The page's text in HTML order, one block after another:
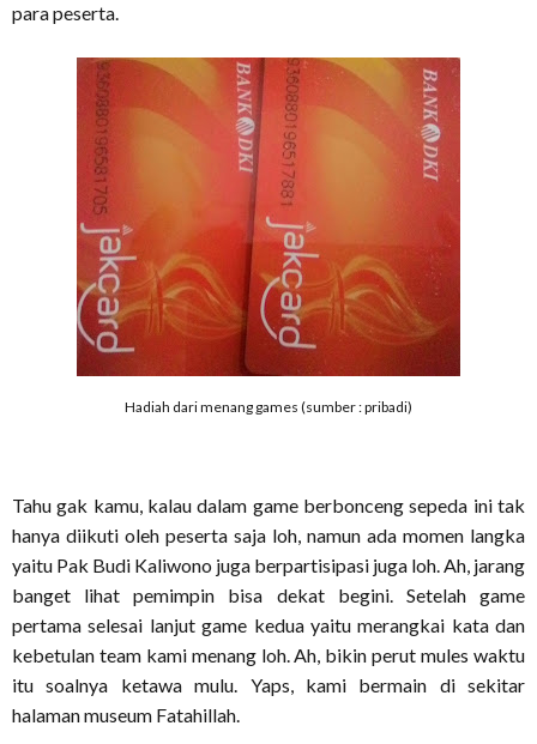
para peserta.
Hadiah dari menang games (sumber : pribadi)
Tahu gak kamu, kalau dalam game berbonceng sepeda ini tak
hanya diikuti oleh peserta saja loh, namun ada momen langka
yaitu Pak Budi Kaliwono juga berpartisipasi juga loh. Ah, jarang
banget lihat pemimpin bisa dekat begini. Setelah game
pertama selesai lanjut game kedua yaitu merangkai kata dan
kebetulan team kami menang loh. Ah, bikin perut mules waktu
itu soalnya ketawa mulu. Yaps, kami bermain di sekitar
halaman museum Fatahillah.